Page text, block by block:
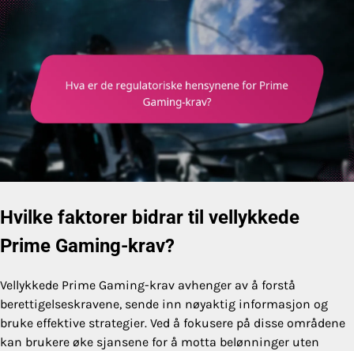
Hvilke faktorer bidrar til vellykkede
Prime Gaming-krav?
Vellykkede Prime Gaming-krav avhenger av å forstå
berettigelseskravene, sende inn nøyaktig informasjon og
bruke effektive strategier. Ved å fokusere på disse områdene
kan brukere øke sjansene for å motta belønninger uten